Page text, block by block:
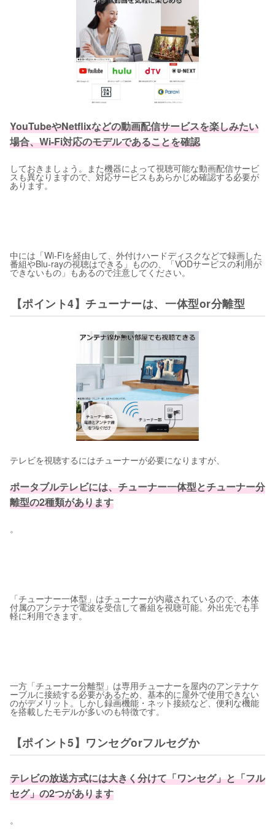
YouTubeやNetflixなどの動画配信サービスを楽しみたい
場合、Wi-Fi対応のモデルであることを確認
しておきましょう。また機器によって視聴可能な動画配信サービ
スも異なりますので、対応サービスもあらかじめ確認する必要が
あります。
中には「Wi-Fiを経由して、外付けハードディスクなどで録画した
番組やBlu-rayの視聴はできる」ものの、「VODサービスの利用が
できないもの」もあるので注意してください。
【ポイント4】チューナーは、一体型or分離型
テレビを視聴するにはチューナーが必要になりますが、
ポータブルテレビには、チューナー一体型とチューナー分
離型の2種類があります
。
「チューナー一体型」はチューナーが内蔵されているので、本体
付属のアンテナで電波を受信して番組を視聴可能。外出先でも手
軽に利用できます。
一方「チューナー分離型」は専用チューナーを屋内のアンテナケ
ーブルに接続する必要があるため、基本的に屋外で使用できない
のがデメリット。しかし録画機能・ネット接続など、便利な機能
を搭載したモデルが多いのも特徴です。
【ポイント5】ワンセグorフルセグか
テレビの放送方式には大きく分けて「ワンセグ」と「フル
セグ」の2つがあります
。